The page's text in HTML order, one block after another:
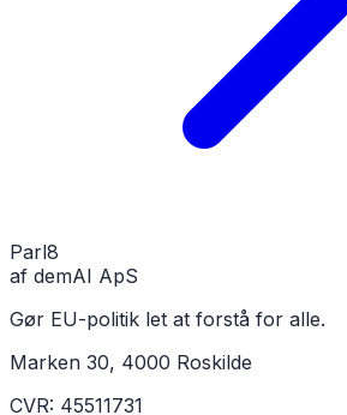
Parl8
af demAI ApS
Gør EU-politik let at forstå for alle.
Marken 30, 4000 Roskilde
CVR: 45511731